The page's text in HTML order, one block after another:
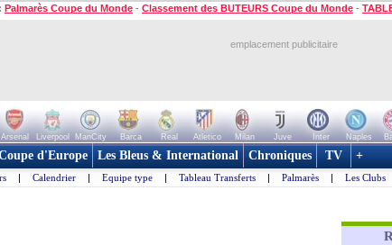
Palmarès Coupe du Monde - Classement des BUTEURS Coupe du Monde -
emplacement publicitaire
Arsenal Liverpool ManCity Barca Real Atletico Milan Juve Inter Naples
d'Europe Les Bleus & International Chroniques TV +
| Calendrier | Equipe type | Tableau Transferts | Palmarès | Les Clubs